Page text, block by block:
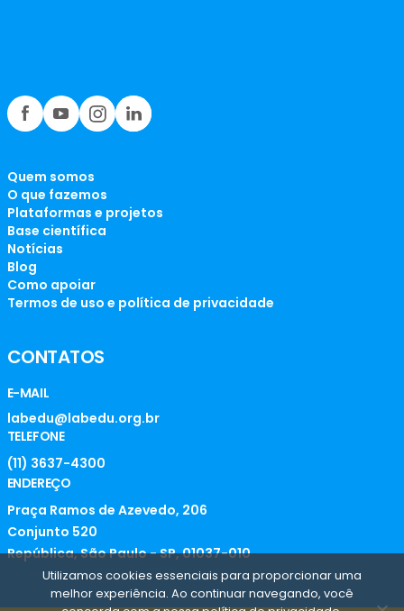
Quem somos
O que fazemos
Plataformas e projetos
Base científica
Notícias
Blog
Como apoiar
Termos de uso e política de privacidade
CONTATOS
E-MAIL
labedu@labedu.org.br
TELEFONE
(11) 3637-4300
ENDEREÇO
Praça Ramos de Azevedo, 206
Conjunto 520
República, São Paulo - SP, 01037-010
Utilizamos cookies essenciais para proporcionar uma
melhor experiência. Ao continuar navegando, você